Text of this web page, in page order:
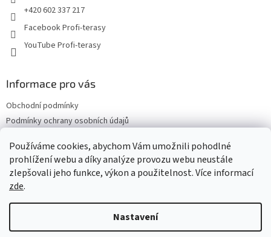
Používáme cookies, abychom Vám umožnili pohodlné
prohlížení webu a díky analýze provozu webu neustále
zlepšovali jeho funkce, výkon a použitelnost. Více informací
zde.
Nastavení
+420 602 337 217
Facebook Profi-terasy
YouTube Profi-terasy
Informace pro vás
Obchodní podmínky
Podmínky ochrany osobních údajů
Vrácení zboží a reklamace
Web Profi Terasy.cz
Vytvořil Shoptet